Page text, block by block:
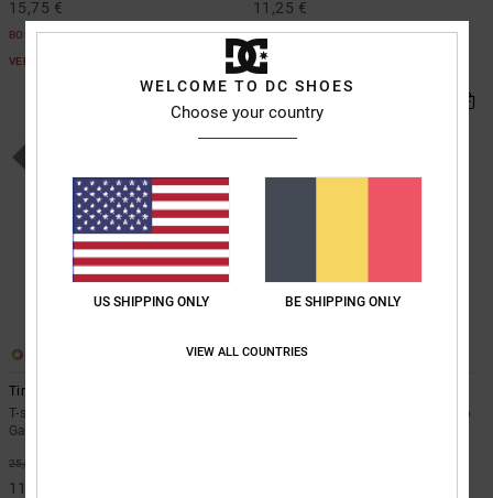
15,75 €
BONS PLANS
VENTE FLASH EXTRA 25%
11,25 €
BONS PLANS
VENTE FLASH EXTRA 25%
Tire Fire
T-shirt à manches courtes Gris
Garçon 8-16 ans
25,00 €
11,25 €
1
Sweat à capuche Bleu Garçon 8-16
WELCOME TO DC SHOES
Choose your country
US SHIPPING ONLY BE SHIPPING ONLY
VIEW ALL COUNTRIES